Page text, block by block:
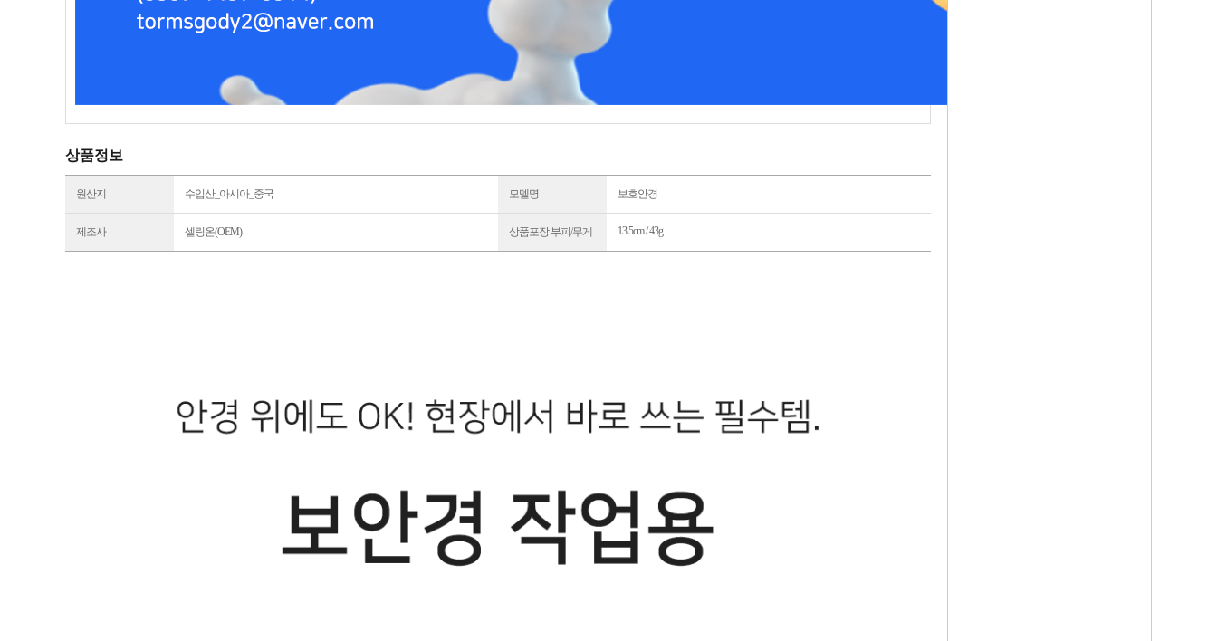
상품정보
원산지 수입산_아시아_중국 모델명 보호안경
제조사 셀링온(OEM) 상품포장 부피/무게 13.5cm / 43g